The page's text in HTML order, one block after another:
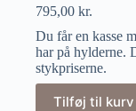
795,00 kr.
Du får en kasse
har på hylderne.
stykpriserne.
Tilføj til kurv